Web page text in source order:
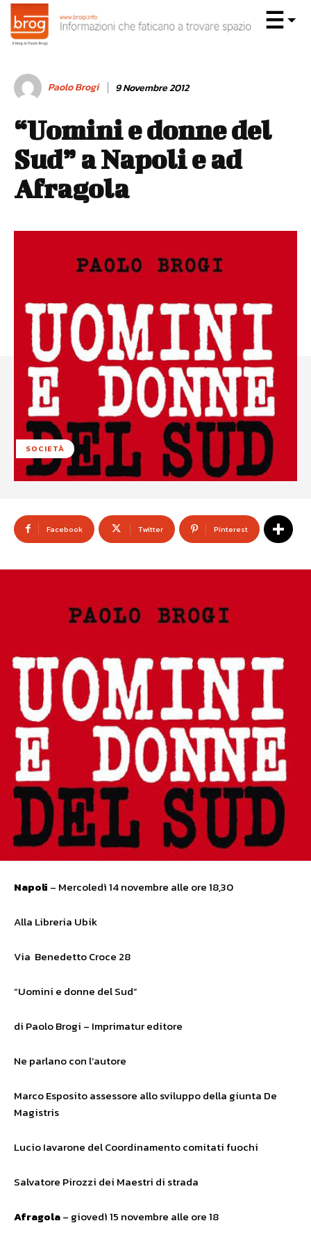
Paolo Brogi 9 Novembre 2012
“Uomini e donne del
Sud” a Napoli e ad
Afragola
SOCIETÀ
Facebook Twitter Pinterest
Napoli – Mercoledì 14 novembre alle ore 18,30
Alla Libreria Ubik
Via Benedetto Croce 28
“Uomini e donne del Sud”
di Paolo Brogi – Imprimatur editore
Ne parlano con l’autore
Marco Esposito assessore allo sviluppo della giunta De
Magistris
Lucio Iavarone del Coordinamento comitati fuochi
Salvatore Pirozzi dei Maestri di strada
Afragola– giovedì 15 novembre alle ore 18